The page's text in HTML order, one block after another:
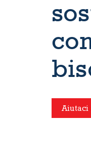
Aiutaci